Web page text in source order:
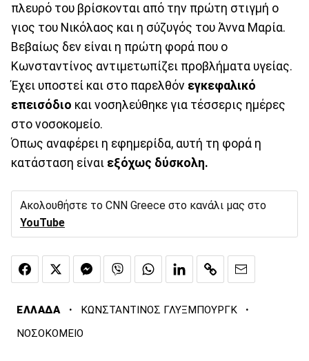
πλευρό του βρίσκονται από την πρώτη στιγμή ο
γιος του Νικόλαος και η σύζυγός του Άννα Μαρία.
Βεβαίως δεν είναι η πρώτη φορά που ο
Κωνσταντίνος αντιμετωπίζει προβλήματα υγείας.
Έχει υποστεί και στο παρελθόν εγκεφαλικό
επεισόδιο και νοσηλεύθηκε για τέσσερις ημέρες
στο νοσοκομείο.
Όπως αναφέρει η εφημερίδα, αυτή τη φορά η
κατάσταση είναι εξόχως δύσκολη.
Ακολουθήστε το CNN Greece στο κανάλι μας στο
YouTube
ΕΛΛΑΔΑ · ΚΩΝΣΤΑΝΤΙΝΟΣ ΓΛΥΞΜΠΟΥΡΓΚ ·
ΝΟΣΟΚΟΜΕΙΟ